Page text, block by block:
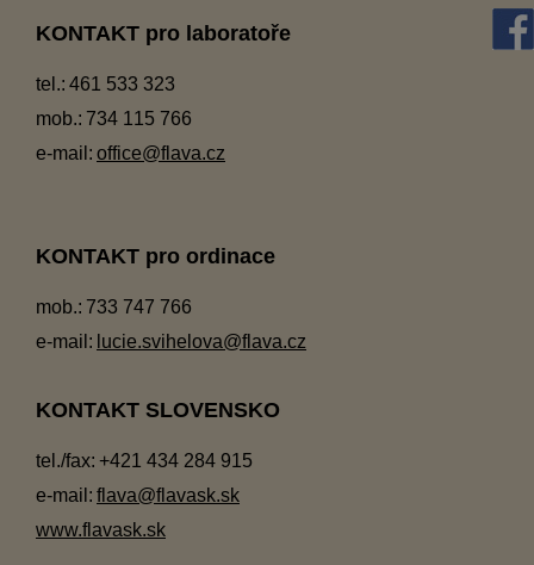
KONTAKT pro laboratoře
tel.: 461 533 323
mob.: 734 115 766
e-mail: office@flava.cz
KONTAKT pro ordinace
mob.: 733 747 766
e-mail: lucie.svihelova@flava.cz
KONTAKT SLOVENSKO
tel./fax: +421 434 284 915
e-mail: flava@flavask.sk
www.flavask.sk